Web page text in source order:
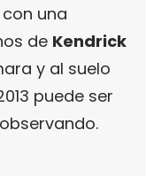
una
de Kendrick
y al suelo
puede ser